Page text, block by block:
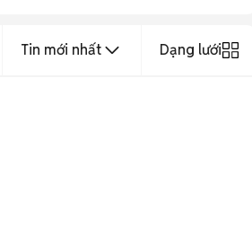
Tin mới nhất Dạng lưới